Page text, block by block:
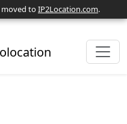
toIP2Location.com.